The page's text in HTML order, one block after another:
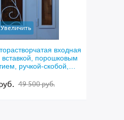
входная
вставкой, порошковым
ручкой-скобой,
49 500 руб.